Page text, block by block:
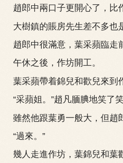
趙郎中兩口子更開心了，比作
大樹鎮的賬房先生差不多也是
趙郎中很滿意，葉采蘋臨走前
午休之後，作坊開工。
葉采蘋帶着錦兒和歡兒來到作
“采蘋姐。”趙凡腼腆地笑了笑
雖然他跟葉勇一般大，但趙郎
“過來。”
幾人走進作坊，葉錦兒和葉歡